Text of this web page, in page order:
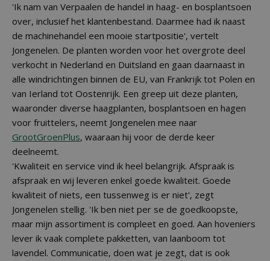
'Ik nam van Verpaalen de handel in haag- en bosplantsoen
over, inclusief het klantenbestand. Daarmee had ik naast
de machinehandel een mooie startpositie', vertelt
Jongenelen. De planten worden voor het overgrote deel
verkocht in Nederland en Duitsland en gaan daarnaast in
alle windrichtingen binnen de EU, van Frankrijk tot Polen en
van Ierland tot Oostenrijk. Een greep uit deze planten,
waaronder diverse haagplanten, bosplantsoen en hagen
voor fruittelers, neemt Jongenelen mee naar
GrootGroenPlus, waaraan hij voor de derde keer
deelneemt.
'Kwaliteit en service vind ik heel belangrijk. Afspraak is
afspraak en wij leveren enkel goede kwaliteit. Goede
kwaliteit of niets, een tussenweg is er niet', zegt
Jongenelen stellig. 'Ik ben niet per se de goedkoopste,
maar mijn assortiment is compleet en goed. Aan hoveniers
lever ik vaak complete pakketten, van laanboom tot
lavendel. Communicatie, doen wat je zegt, dat is ook